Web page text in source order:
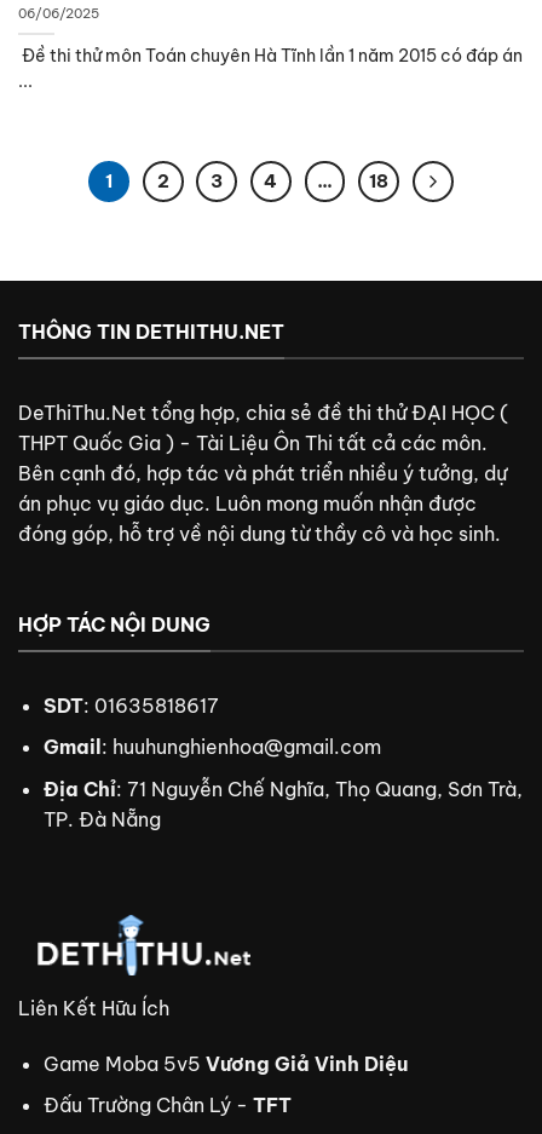
06/06/2025
Đề thi thử môn Toán chuyên Hà Tĩnh lần 1 năm 2015 có đáp án
...
1 2 3 4 … 18
THÔNG TIN DETHITHU.NET
DeThiThu.Net tổng hợp, chia sẻ đề thi thử ĐẠI HỌC (
THPT Quốc Gia ) - Tài Liệu Ôn Thi tất cả các môn.
Bên cạnh đó, hợp tác và phát triển nhiều ý tưởng, dự
án phục vụ giáo dục. Luôn mong muốn nhận được
đóng góp, hỗ trợ về nội dung từ thầy cô và học sinh.
HỢP TÁC NỘI DUNG
SDT: 01635818617
Gmail : huuhunghienhoa@gmail.com
Địa Chỉ: 71 Nguyễn Chế Nghĩa, Thọ Quang, Sơn Trà,
TP. Đà Nẵng
Liên Kết Hữu Ích
Game Moba 5v5 Vương Giả Vinh Diệu
Đấu Trường Chân Lý - TFT